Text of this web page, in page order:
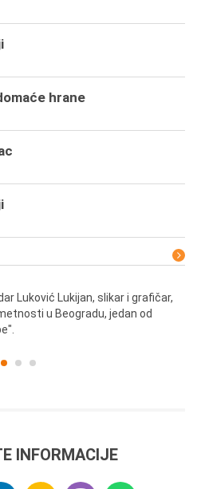
hrane
Luković Lukijan, slikar i grafičar,
u Beogradu, jedan od
INFORMACIJE